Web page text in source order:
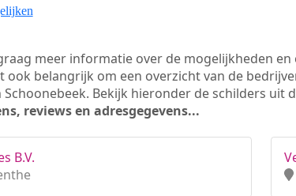
meer informatie over de mogelijkheden en
ook belangrijk om een overzicht van de
Schoonebeek. Bekijk hieronder de schilders uit
reviews en adresgegevens...
B.V.